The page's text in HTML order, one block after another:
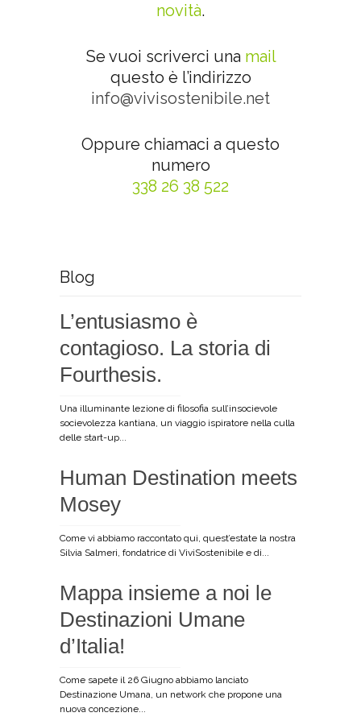
novità.
Se vuoi scriverci una mail
questo è l’indirizzo
info@vivisostenibile.net
Oppure chiamaci a questo
numero
338 26 38 522
Blog
L’entusiasmo è
contagioso. La storia di
Fourthesis.
Una illuminante lezione di filosofia sull’insocievole
socievolezza kantiana, un viaggio ispiratore nella culla
delle start-up...
Human Destination meets
Mosey
Come vi abbiamo raccontato qui, quest’estate la nostra
Silvia Salmeri, fondatrice di ViviSostenibile e di...
Mappa insieme a noi le
Destinazioni Umane
d’Italia!
Come sapete il 26 Giugno abbiamo lanciato
Destinazione Umana, un network che propone una
nuova concezione...